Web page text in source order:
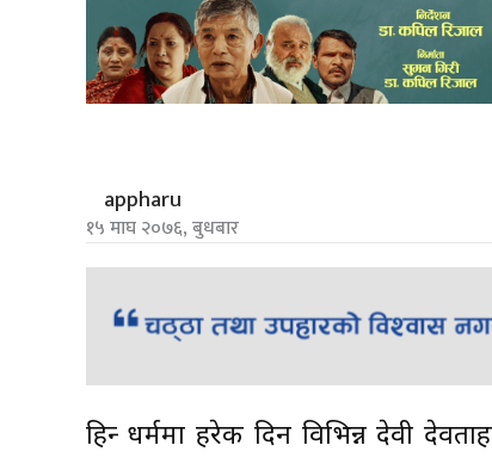
appharu
१५ माघ २०७६, बुधबार
हिन्दु धर्ममा हरेक दिन विभिन्न देवी